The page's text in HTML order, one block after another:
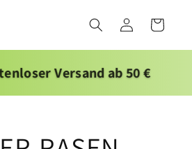
EinloggenWarenkorb
ab 50 €